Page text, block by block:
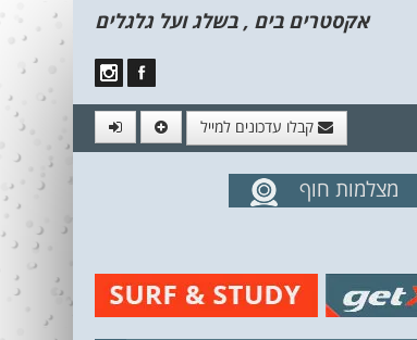
אקסטרים בים , בשלג ועל גלגלים
קבלו עדכונים למייל
מצלמות חוף